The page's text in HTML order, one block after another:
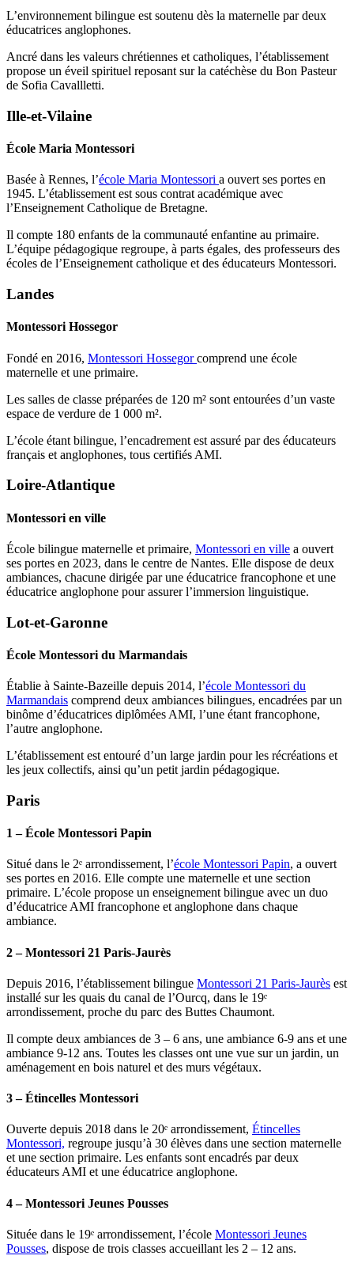
L’environnement bilingue est soutenu dès la maternelle par deux
éducatrices anglophones.
Ancré dans les valeurs chrétiennes et catholiques, l’établissement
propose un éveil spirituel reposant sur la catéchèse du Bon Pasteur
de Sofia Cavallletti.
Ille-et-Vilaine
École Maria Montessori
Basée à Rennes, l’école Maria Montessori a ouvert ses portes en
1945. L’établissement est sous contrat académique avec
l’Enseignement Catholique de Bretagne.
Il compte 180 enfants de la communauté enfantine au primaire.
L’équipe pédagogique regroupe, à parts égales, des professeurs des
écoles de l’Enseignement catholique et des éducateurs Montessori.
Landes
Montessori Hossegor
Fondé en 2016, Montessori Hossegorcomprend une école
maternelle et une primaire.
Les salles de classe préparées de 120 m² sont entourées d’un vaste
espace de verdure de 1 000 m².
L’école étant bilingue, l’encadrement est assuré par des éducateurs
français et anglophones, tous certifiés AMI.
Loire-Atlantique
Montessori en ville
École bilingue maternelle et primaire, Montessori en ville a ouvert
ses portes en 2023, dans le centre de Nantes. Elle dispose de deux
ambiances, chacune dirigée par une éducatrice francophone et une
éducatrice anglophone pour assurer l’immersion linguistique.
Lot-et-Garonne
École Montessori du Marmandais
Établie à Sainte-Bazeille depuis 2014, l’école Montessori du
Marmandais comprend deux ambiances bilingues, encadrées par un
binôme d’éducatrices diplômées AMI, l’une étant francophone,
l’autre anglophone.
L’établissement est entouré d’un large jardin pour les récréations et
les jeux collectifs, ainsi qu’un petit jardin pédagogique.
Paris
1 – École Montessori Papin
Situé dans le 2ᵉ arrondissement, l’école Montessori Papin, a ouvert
ses portes en 2016. Elle compte une maternelle et une section
primaire. L’école propose un enseignement bilingue avec un duo
d’éducatrice AMI francophone et anglophone dans chaque
ambiance.
2 – Montessori 21 Paris-Jaurès
Depuis 2016, l’établissement bilingue Montessori 21 Paris-Jaurès est
installé sur les quais du canal de l’Ourcq, dans le 19ᵉ
arrondissement, proche du parc des Buttes Chaumont.
Il compte deux ambiances de 3 – 6 ans, une ambiance 6-9 ans et une
ambiance 9-12 ans. Toutes les classes ont une vue sur un jardin, un
aménagement en bois naturel et des murs végétaux.
3 – Étincelles Montessori
Ouverte depuis 2018 dans le 20ᵉ arrondissement, Étincelles
Montessori, regroupe jusqu’à 30 élèves dans une section maternelle
et une section primaire. Les enfants sont encadrés par deux
éducateurs AMI et une éducatrice anglophone.
4 – Montessori Jeunes Pousses
Située dans le 19ᵉ arrondissement, l’école Montessori Jeunes
Pousses, dispose de trois classes accueillant les 2 – 12 ans.